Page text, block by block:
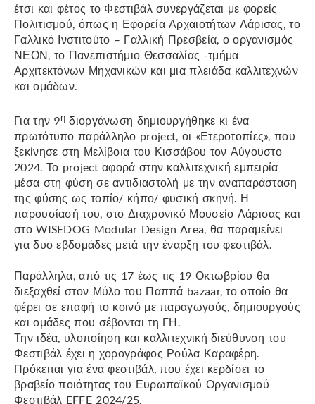
έτσι και φέτος το Φεστιβάλ συνεργάζεται με φορείς
Πολιτισμού, όπως η Εφορεία Αρχαιοτήτων Λάρισας, το
Γαλλικό Ινστιτούτο – Γαλλική Πρεσβεία, ο οργανισμός
ΝΕΟΝ, το Πανεπιστήμιο Θεσσαλίας -τμήμα
Αρχιτεκτόνων Μηχανικών και μια πλειάδα καλλιτεχνών
και ομάδων.
Για την 9η διοργάνωση δημιουργήθηκε κι ένα
πρωτότυπο παράλληλο project, οι «Ετεροτοπίες», που
ξεκίνησε στη Μελίβοια του Κισσάβου τον Αύγουστο
2024. Το project αφορά στην καλλιτεχνική εμπειρία
μέσα στη φύση σε αντιδιαστολή με την αναπαράσταση
της φύσης ως τοπίο/ κήπο/ φυσική σκηνή. Η
παρουσίασή του, στο Διαχρονικό Μουσείο Λάρισας και
στο WISEDOG Modular Design Area, θα παραμείνει
για δυο εβδομάδες μετά την έναρξη του φεστιβάλ.
Παράλληλα, από τις 17 έως τις 19 Οκτωβρίου θα
διεξαχθεί στον Μύλο του Παππά bazaar, το οποίο θα
φέρει σε επαφή το κοινό με παραγωγούς, δημιουργούς
και ομάδες που σέβονται τη ΓΗ.
Την ιδέα, υλοποίηση και καλλιτεχνική διεύθυνση του
Φεστιβάλ έχει η χορογράφος Ρούλα Καραφέρη.
Πρόκειται για ένα φεστιβάλ, που έχει κερδίσει το
βραβείο ποιότητας του Ευρωπαϊκού Οργανισμού
Φεστιβάλ EFFE 2024/25.